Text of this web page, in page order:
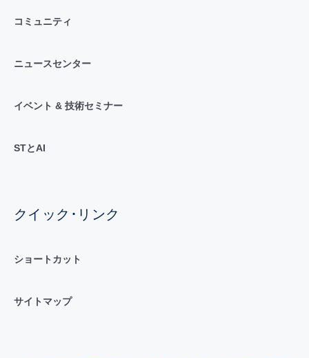
コミュニティ
ニュースセンター
イベント & 技術セミナー
STとAI
クイック･リンク
ショートカット
サイトマップ